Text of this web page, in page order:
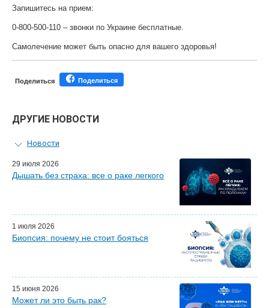
Запишитесь на прием:
0-800-500-110 – звонки по Украине бесплатные.
Самолечение может быть опасно для вашего здоровья!
Поделиться Поделиться
ДРУГИЕ НОВОСТИ
Новости
Персональный гид
Мастер-классы для врачей
Наши партнеры
29 июля 2026
Дышать без страха: все о раке легкого
1 июля 2026
Биопсия: почему не стоит бояться
15 июня 2026
Может ли это быть рак?